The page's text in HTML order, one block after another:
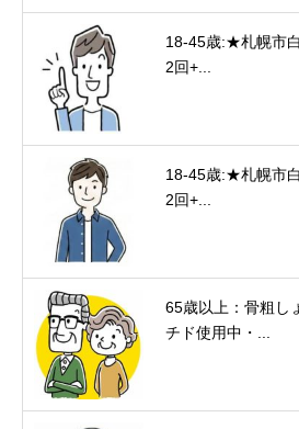
18-45歳:★札幌市
2回+...
18-45歳:★札幌市
2回+...
65歳以上：骨粗し
チド使用中・...